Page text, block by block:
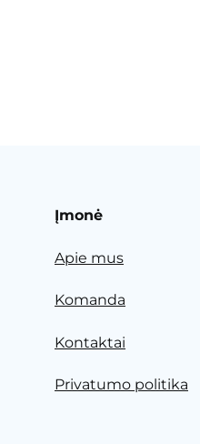
Įmonė
Apie mus
Komanda
Kontaktai
Privatumo politika